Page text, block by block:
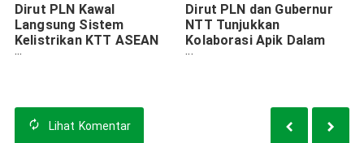
Dirut PLN Kawal
Langsung Sistem
Kelistrikan KTT ASEAN
2023, Pastikan Listrik
Dirut PLN dan Gubernur
NTT Tunjukkan
Kolaborasi Apik Dalam
Periapan KTT ASEAN
Lihat Komentar